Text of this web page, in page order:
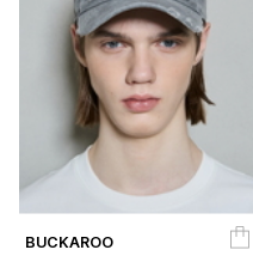
BUCKAROO